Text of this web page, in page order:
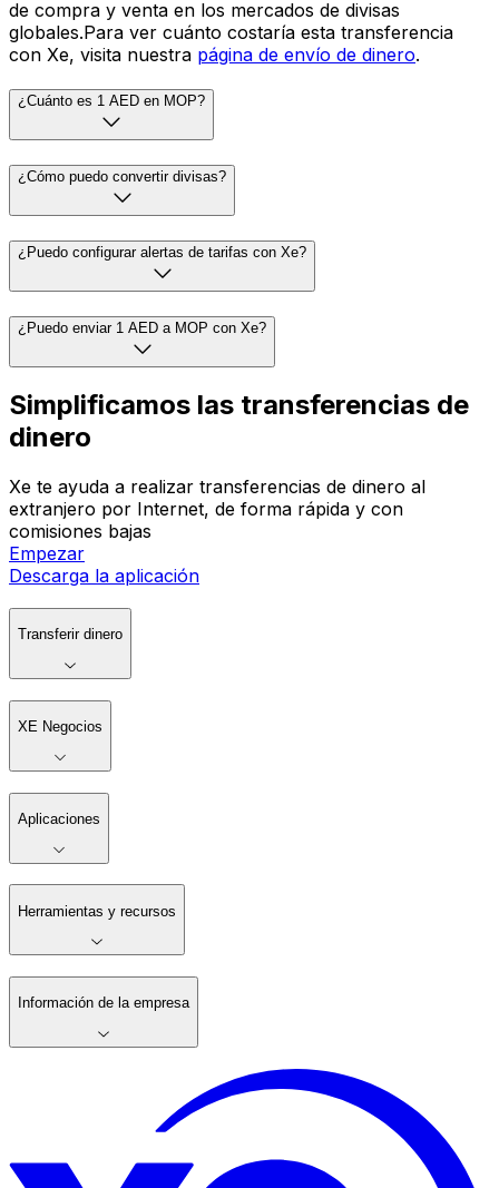
de compra y venta en los mercados de divisas
globales.Para ver cuánto costaría esta transferencia
con Xe, visita nuestra página de envío de dinero.
¿Cuánto es 1 AED en MOP?
¿Cómo puedo convertir divisas?
¿Puedo configurar alertas de tarifas con Xe?
¿Puedo enviar 1 AED a MOP con Xe?
Simplificamos las transferencias de
dinero
Xe te ayuda a realizar transferencias de dinero al
extranjero por Internet, de forma rápida y con
comisiones bajas
Empezar
Descarga la aplicación
Transferir dinero
XE Negocios
Aplicaciones
Herramientas y recursos
Información de la empresa